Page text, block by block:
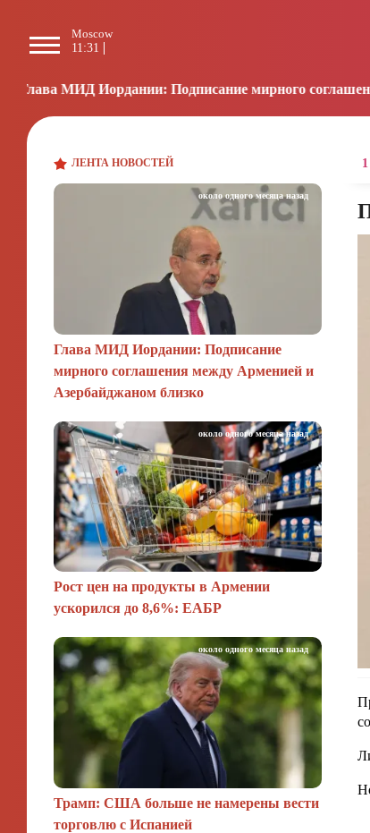
Moscow
11:31
Подписание мирного соглашения между
ЛЕНТА НОВОСТЕЙ
Глава МИД Иордании: Подписание
мирного соглашения между Арменией и
Азербайджаном близко
около одного месяца назад
Рост цен на продукты в Армении
ускорился до 8,6%: ЕАБР
около одного месяца назад
Трамп: США больше не намерены вести
торговлю с Испанией
около одного месяца назад